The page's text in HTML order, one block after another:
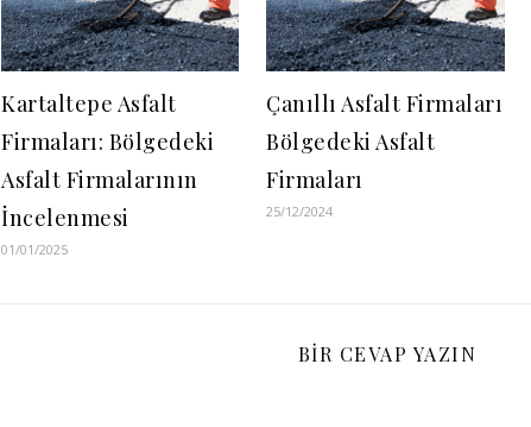
Kartaltepe Asfalt
Firmaları: Bölgedeki
Asfalt Firmalarının
İncelenmesi
01/01/2025
Çanıllı Asfalt Firmaları
Bölgedeki Asfalt
Firmaları
25/12/2024
BIR CEVAP YAZIN